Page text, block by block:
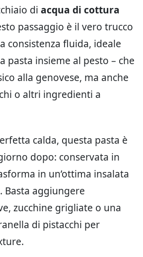
di acqua di cottura
passaggio è il vero trucco
consistenza fluida, ideale
pasta insieme al pesto – che
alla genovese, ma anche
o altri ingredienti a
calda, questa pasta è
dopo: conservata in
in un’ottima insalata
. Basta aggiungere
zucchine grigliate o una
di pistacchi per